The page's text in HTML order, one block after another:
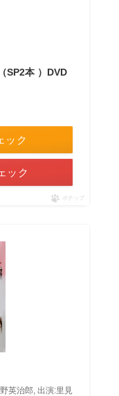
SP2本 ）DVD
ック
ック
ポチップ
英治郎, 出演:里見